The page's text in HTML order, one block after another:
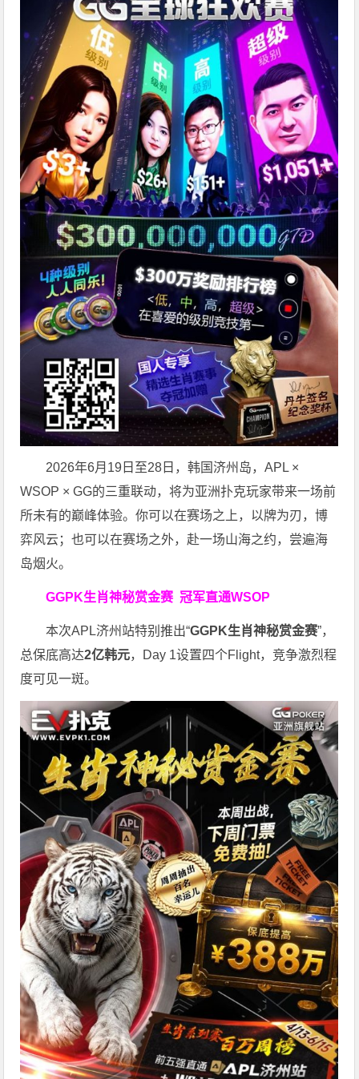
2026年6月19日至28日，韩国济州岛，APL ×
WSOP × GG的三重联动，将为亚洲扑克玩家带来一场前
所未有的巅峰体验。你可以在赛场之上，以牌为刃，博
弈风云；也可以在赛场之外，赴一场山海之约，尝遍海
岛烟火。
GGPK生肖神秘赏金赛冠军直通WSOP
本次APL济州站特别推出“GGPK生肖神秘赏金赛”，
总保底高达2亿韩元，Day 1设置四个Flight，竞争激烈程
度可见一斑。